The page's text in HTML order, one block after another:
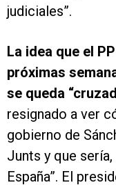
judiciales”.
La idea que el
próximas
se queda
resignado a ver
gobierno de
Junts y que
España”. El